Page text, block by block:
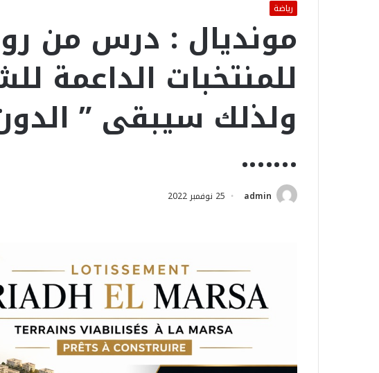
رياضة
مونديال : درس من
للمنتخبات الداعمة
ولذلك سيبقى ”
…….
admin 25 نوفمبر 2022